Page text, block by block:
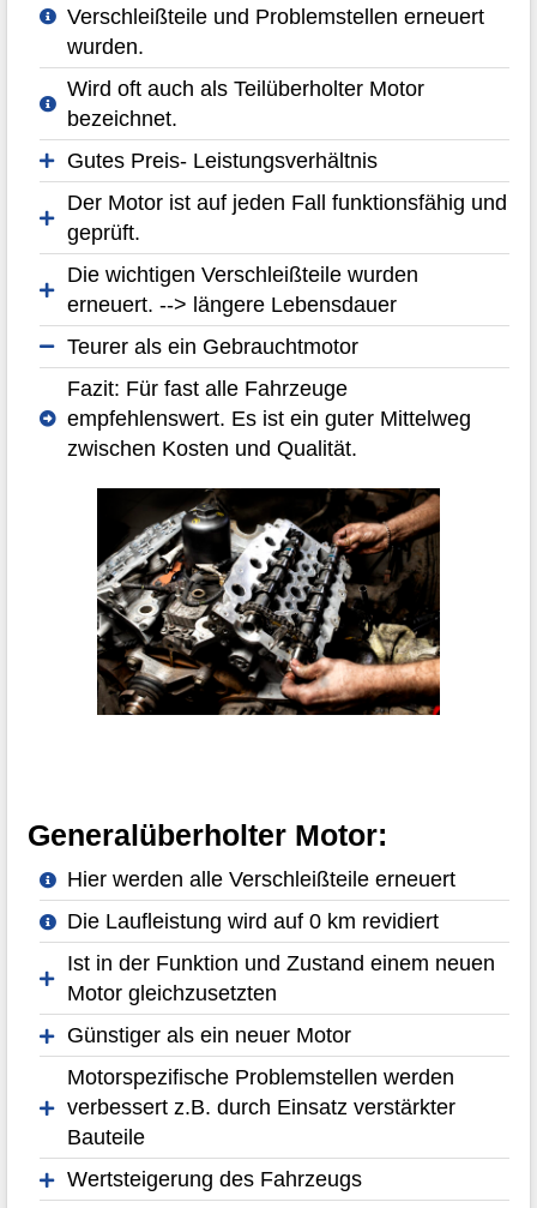
Verschleißteile und Problemstellen erneuert
wurden.
Wird oft auch als Teilüberholter Motor
bezeichnet.
Gutes Preis- Leistungsverhältnis
Der Motor ist auf jeden Fall funktionsfähig und
geprüft.
Die wichtigen Verschleißteile wurden
erneuert. --> längere Lebensdauer
Teurer als ein Gebrauchtmotor
Fazit: Für fast alle Fahrzeuge
empfehlenswert. Es ist ein guter Mittelweg
zwischen Kosten und Qualität.
Generalüberholter Motor:
Hier werden alle Verschleißteile erneuert
Die Laufleistung wird auf 0 km revidiert
Ist in der Funktion und Zustand einem neuen
Motor gleichzusetzten
Günstiger als ein neuer Motor
Motorspezifische Problemstellen werden
verbessert z.B. durch Einsatz verstärkter
Bauteile
Wertsteigerung des Fahrzeugs